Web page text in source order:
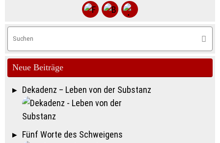
Neue Beiträge
Dekadenz – Leben von der Substanz
Fünf Worte des Schweigens